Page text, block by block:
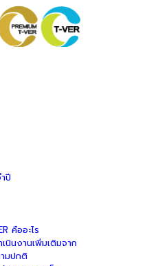
ปี
คืออะไร
นินงานเพิ่มเติมจาก
มปกติ